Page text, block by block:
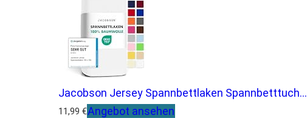
Jacobson Jersey Spannbettlaken Spannbetttuch...
11,99 €Angebot ansehen